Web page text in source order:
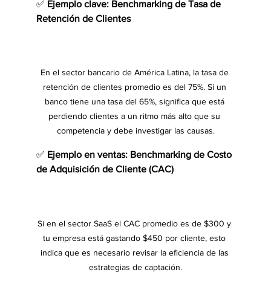
✅ Ejemplo clave: Benchmarking de Tasa de
Retención de Clientes
En el sector bancario de América Latina, la tasa de
retención de clientes promedio es del 75%. Si un
banco tiene una tasa del 65%, significa que está
perdiendo clientes a un ritmo más alto que su
competencia y debe investigar las causas.
✅ Ejemplo en ventas: Benchmarking de Costo
de Adquisición de Cliente (CAC)
Si en el sector SaaS el CAC promedio es de $300 y
tu empresa está gastando $450 por cliente, esto
indica que es necesario revisar la eficiencia de las
estrategias de captación.